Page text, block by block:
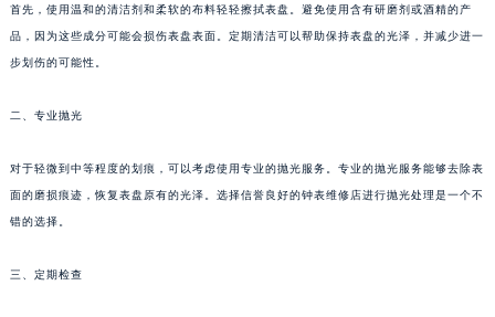
首先，使用温和的清洁剂和柔软的布料轻轻擦拭表盘。避免使用含有研磨剂或酒精的产
品，因为这些成分可能会损伤表盘表面。定期清洁可以帮助保持表盘的光泽，并减少进一
步划伤的可能性。
二、专业抛光
对于轻微到中等程度的划痕，可以考虑使用专业的抛光服务。专业的抛光服务能够去除表
面的磨损痕迹，恢复表盘原有的光泽。选择信誉良好的钟表维修店进行抛光处理是一个不
错的选择。
三、定期检查